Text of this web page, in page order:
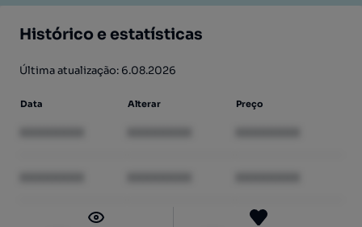
Histórico e estatísticas
Última atualização: 6.08.2026
Data Alterar Preço